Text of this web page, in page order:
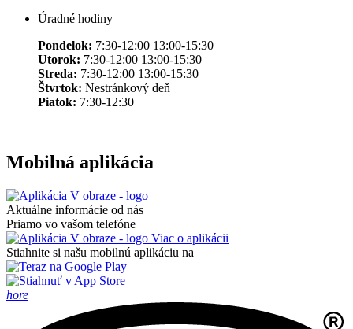
Úradné hodiny
Pondelok: 7:30-12:00 13:00-15:30
Utorok: 7:30-12:00 13:00-15:30
Streda: 7:30-12:00 13:00-15:30
Štvrtok: Nestránkový deň
Piatok: 7:30-12:30
Mobilná aplikácia
Aktuálne informácie od nás
Priamo vo vašom telefóne
Viac o aplikácii
Stiahnite si našu mobilnú aplikáciu na
hore